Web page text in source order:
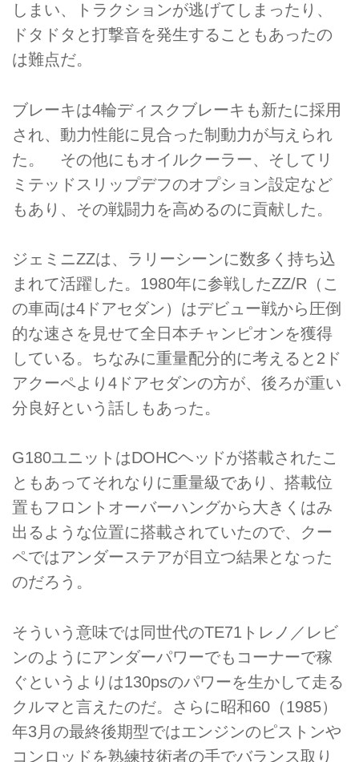
しまい、トラクションが逃げてしまったり、
ドタドタと打撃音を発生することもあったの
は難点だ。
ブレーキは4輪ディスクブレーキも新たに採用
され、動力性能に見合った制動力が与えられ
た。 その他にもオイルクーラー、そしてリ
ミテッドスリップデフのオプション設定など
もあり、その戦闘力を高めるのに貢献した。
ジェミニZZは、ラリーシーンに数多く持ち込
まれて活躍した。1980年に参戦したZZ/R（こ
の車両は4ドアセダン）はデビュー戦から圧倒
的な速さを見せて全日本チャンピオンを獲得
している。ちなみに重量配分的に考えると2ド
アクーペより4ドアセダンの方が、後ろが重い
分良好という話しもあった。
G180ユニットはDOHCヘッドが搭載されたこ
ともあってそれなりに重量級であり、搭載位
置もフロントオーバーハングから大きくはみ
出るような位置に搭載されていたので、クー
ペではアンダーステアが目立つ結果となった
のだろう。
そういう意味では同世代のTE71トレノ／レビ
ンのようにアンダーパワーでもコーナーで稼
ぐというよりは130psのパワーを生かして走る
クルマと言えたのだ。さらに昭和60（1985）
年3月の最終後期型ではエンジンのピストンや
コンロッドを熟練技術者の手でバランス取り